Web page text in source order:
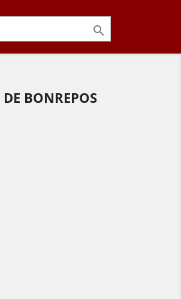

BONREPOS